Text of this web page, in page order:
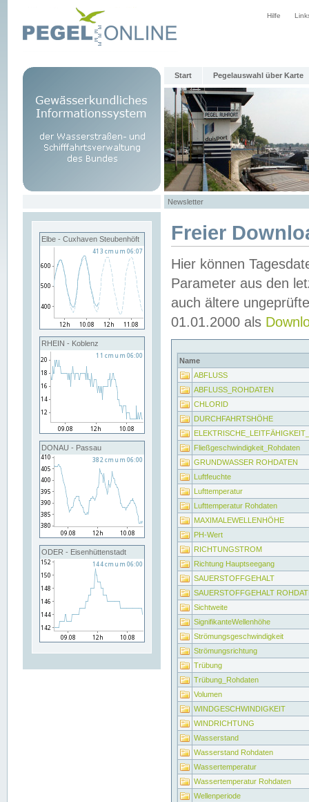
Hilfe
Start Pegelauswahl über Karte
Newsletter
Elbe - Cuxhaven Steubenhöft
RHEIN - Koblenz
DONAU - Passau
ODER - Eisenhüttenstadt
Freier
Hier können
Parameter aus den
auch ältere
01.01.2000 als
Name
ABFLUSS
ABFLUSS_ROHDATEN
CHLORID
DURCHFAHRTSHÖHE
Fließgeschwindigkeit_Rohdaten
GRUNDWASSER ROHDATEN
Luftfeuchte
Lufttemperatur
Lufttemperatur Rohdaten
MAXIMALEWELLENHÖHE
PH-Wert
RICHTUNGSTROM
Richtung Hauptseegang
SAUERSTOFFGEHALT
SAUERSTOFFGEHALT
Sichtweite
SignifikanteWellenhöhe
Strömungsgeschwindigkeit
Strömungsrichtung
Trübung
Trübung_Rohdaten
Volumen
WINDGESCHWINDIGKEIT
WINDRICHTUNG
Wasserstand
Wasserstand Rohdaten
Wassertemperatur
Wassertemperatur Rohdaten
Wellenperiode